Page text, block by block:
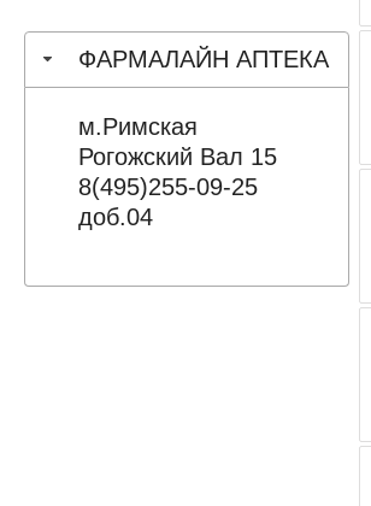
ФАРМАЛАЙН АПТЕКА
м.Римская
Рогожский Вал 15
8(495)255-09-25
доб.04